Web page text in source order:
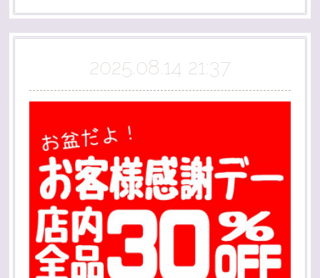
2025.08.14 21:37